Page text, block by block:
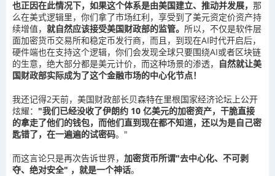
也正因在此情况下，如果这个体系是由美国建立、推动并发展， 那
么在美式逻辑里，你们拿了市场红利，享受到了美元资定价资产持
续增值， 就自然应该接受美国财政部的监管。 所以，不仅是软件层
面加密货币交易所和稳定币发行商，而且，到现在AI时代开启后，
硬件端也在支持这个逻辑，你们会发现全球只要围绕AI或者区块链
的生意，绝大部分都是美元计价，而这种场景的渗透， 自然就让美
国财政部实际成为了这个金融市场的中心化节点！
我还记得2天前，美国财政部长贝森特在里根国家经济论坛上公开
炫耀： "我们已经没收了伊朗约 10 亿美元的加密资产，干脆直接
的拿走了他们的钱包，而他们直到现在都不知道，还以为是自己密
匙错了，在一遍遍的试密码。"
而这言论只是再次告诉世界， 加密货币所谓"去中心化、不可剥
夺、绝对安全" ，就是一个神话。